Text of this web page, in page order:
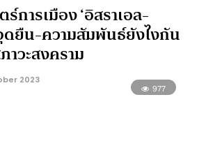
การเมือง ‘อิสราเอล-
ดยืน-ความสัมพันธ์ยังไงกัน
าวะสงคราม
2023
977